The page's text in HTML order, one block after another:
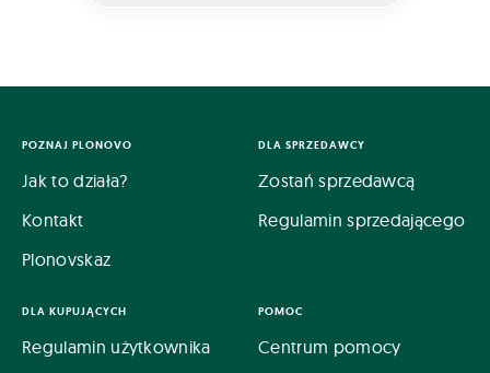
POZNAJ PLONOVO
Jak to działa?
Kontakt
Plonovskaz
DLA SPRZEDAWCY
Zostań sprzedawcą
Regulamin sprzedającego
DLA KUPUJĄCYCH
Regulamin użytkownika
POMOC
Centrum pomocy